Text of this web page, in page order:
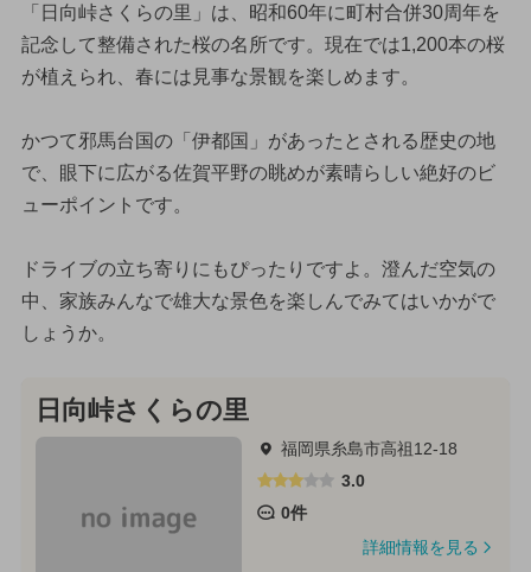
「日向峠さくらの里」は、昭和60年に町村合併30周年を
記念して整備された桜の名所です。現在では1,200本の桜
が植えられ、春には見事な景観を楽しめます。
かつて邪馬台国の「伊都国」があったとされる歴史の地
で、眼下に広がる佐賀平野の眺めが素晴らしい絶好のビ
ューポイントです。
ドライブの立ち寄りにもぴったりですよ。澄んだ空気の
中、家族みんなで雄大な景色を楽しんでみてはいかがで
しょうか。
日向峠さくらの里
福岡県糸島市高祖12-18
3.0
0件
詳細情報を見る